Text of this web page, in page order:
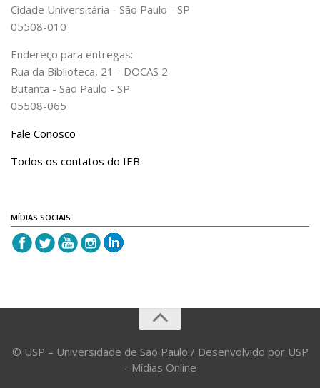
Livros publicados
MarioScriptor
Revista do IEB
IEB Visual Arts Collection
Journal [RIEB]
Post-doc / Researchers
Cidade Universitária - São Paulo - SP
05508-010
Endereço para entregas:
Rua da Biblioteca, 21 - DOCAS 2
Butantã - São Paulo - SP
05508-065
Fale Conosco
Todos os contatos do IEB
MÍDIAS SOCIAIS
© USP – Universidade de São Paulo / Desenvolvido por USP
- Mídias Online